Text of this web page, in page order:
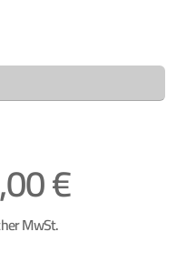
€
MwSt.